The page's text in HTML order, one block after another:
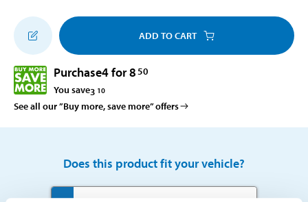
ADD TO CART
Purchase4 for 8 50
You save3 10
See all our ”Buy more, save more” offers
Does this product fit your vehicle?